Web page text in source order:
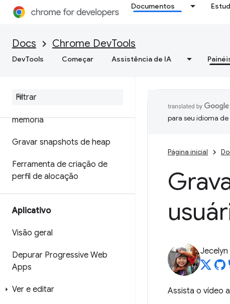
Documentos
Docs Chrome DevTools
DevTools Começar Assistência de IA
Otimizar a velocidade da Web
Memória
Visão geral
memória
Gravar snapshots de heap
Ferramenta de criação de
perfil de alocação
Aplicativo
Visão geral
Depurar Progressive Web
Apps
Ver e editar
para seu idioma
Página inicial
Jecelyn
Assista o vídeo